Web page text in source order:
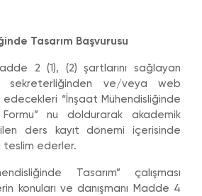
Tasarım Başvurusu
2 (1), (2) şartlarını sağlayan
sekreterliğinden ve/veya web
“İnşaat Mühendisliğinde
Formu” nu doldurarak akademik
ders kayıt dönemi içerisinde
teslim ederler.
Tasarım” çalışması
konuları ve danışmanı Madde 4